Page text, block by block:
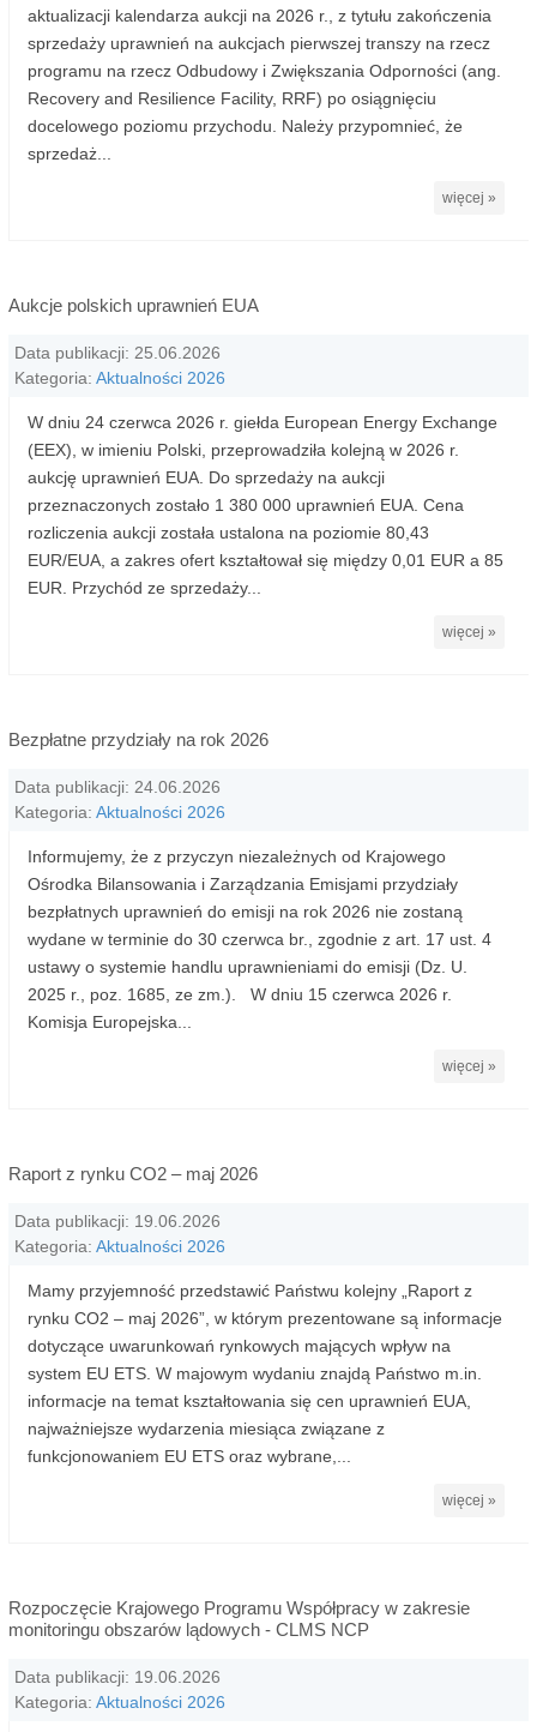
aktualizacji kalendarza aukcji na 2026 r., z tytułu zakończenia
sprzedaży uprawnień na aukcjach pierwszej transzy na rzecz
programu na rzecz Odbudowy i Zwiększania Odporności (ang.
Recovery and Resilience Facility, RRF) po osiągnięciu
docelowego poziomu przychodu. Należy przypomnieć, że
sprzedaż...
więcej »
Aukcje polskich uprawnień EUA
Data publikacji: 25.06.2026
Kategoria: Aktualności 2026
W dniu 24 czerwca 2026 r. giełda European Energy Exchange
(EEX), w imieniu Polski, przeprowadziła kolejną w 2026 r.
aukcję uprawnień EUA. Do sprzedaży na aukcji
przeznaczonych zostało 1 380 000 uprawnień EUA. Cena
rozliczenia aukcji została ustalona na poziomie 80,43
EUR/EUA, a zakres ofert kształtował się między 0,01 EUR a 85
EUR. Przychód ze sprzedaży...
więcej »
Bezpłatne przydziały na rok 2026
Data publikacji: 24.06.2026
Kategoria: Aktualności 2026
Informujemy, że z przyczyn niezależnych od Krajowego
Ośrodka Bilansowania i Zarządzania Emisjami przydziały
bezpłatnych uprawnień do emisji na rok 2026 nie zostaną
wydane w terminie do 30 czerwca br., zgodnie z art. 17 ust. 4
ustawy o systemie handlu uprawnieniami do emisji (Dz. U.
2025 r., poz. 1685, ze zm.). W dniu 15 czerwca 2026 r.
Komisja Europejska...
więcej »
Raport z rynku CO2 – maj 2026
Data publikacji: 19.06.2026
Kategoria: Aktualności 2026
Mamy przyjemność przedstawić Państwu kolejny „Raport z
rynku CO2 – maj 2026”, w którym prezentowane są informacje
dotyczące uwarunkowań rynkowych mających wpływ na
system EU ETS. W majowym wydaniu znajdą Państwo m.in.
informacje na temat kształtowania się cen uprawnień EUA,
najważniejsze wydarzenia miesiąca związane z
funkcjonowaniem EU ETS oraz wybrane,...
więcej »
Rozpoczęcie Krajowego Programu Współpracy w zakresie
monitoringu obszarów lądowych - CLMS NCP
Data publikacji: 19.06.2026
Kategoria: Aktualności 2026